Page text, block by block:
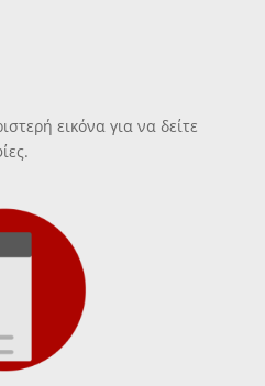
εικόνα για να δείτε